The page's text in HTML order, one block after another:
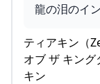
龍の泪のイ
ティアキン（
オブ ザ キン
キン